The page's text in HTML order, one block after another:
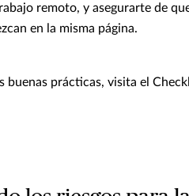
remoto, y asegurarte de
en la misma página.
buenas prácticas, visita el